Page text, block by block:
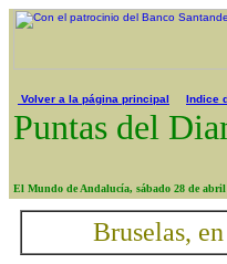
Volver a la página principal Indice
Puntas del
El Mundo de Andalucía, sábado 28 de abril
Bruselas,